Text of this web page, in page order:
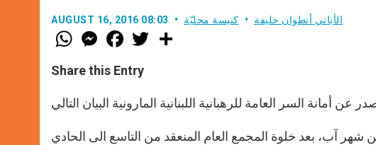
AUGUST 16, 2016 08:03 الأباتي أنطوان خليفة كنيسة محليّة
W
h
t
s
p
p
M
e
s
e
g
e
F
a
e
b
o
k
w
r
Share this Entry
شهر آب، بعد خلوة المجمع العام المنعقد من التاسع الى الحادي